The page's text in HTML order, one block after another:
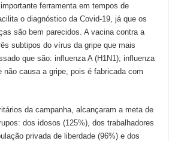
ferramenta em tempos de
o diagnóstico da Covid-19, já que os
são bem parecidos. A vacina contra a
subtipos do vírus da gripe que mais
que são: influenza A (H1N1); influenza
não causa a gripe, pois é fabricada com
da campanha, alcançaram a meta de
dos idosos (125%), dos trabalhadores
privada de liberdade (96%) e dos